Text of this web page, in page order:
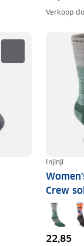
Verkoop
Injinji
Crew
22,85